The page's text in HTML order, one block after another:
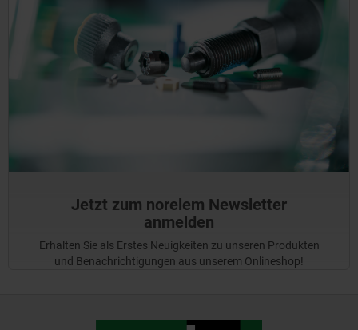
Jetzt zum norelem Newsletter
anmelden
Erhalten Sie als Erstes Neuigkeiten zu unseren Produkten
und Benachrichtigungen aus unserem Onlineshop!